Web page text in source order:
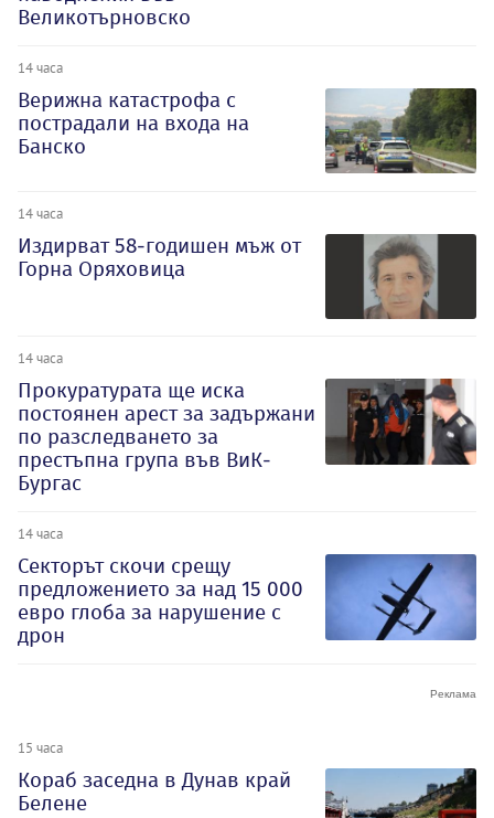
Великотърновско
14 часа
Верижна катастрофа с
пострадали на входа на
Банско
14 часа
Издирват 58-годишен мъж от
Горна Оряховица
14 часа
Прокуратурата ще иска
постоянен арест за задържани
по разследването за
престъпна група във ВиК-
Бургас
14 часа
Секторът скочи срещу
предложението за над 15 000
евро глоба за нарушение с
дрон
15 часа
Кораб заседна в Дунав край
Белене